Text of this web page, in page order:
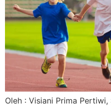
Oleh : Visiani Prima Pertiwi,